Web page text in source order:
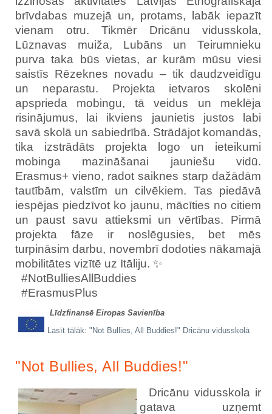
brīvdabas muzejā un, protams, labāk iepazīt
vienam otru. Tikmēr Dricānu vidusskola,
Lūznavas muiža, Lubāns un Teirumnieku
purva taka būs vietas, ar kurām mūsu viesi
saistīs Rēzeknes novadu – tik daudzveidīgu
un neparastu. Projekta ietvaros skolēni
apsprieda mobingu, tā veidus un meklēja
risinājumus, lai ikviens jaunietis justos labi
savā skolā un sabiedrībā. Strādājot komandās,
tika izstrādāts projekta logo un ieteikumi
mobinga mazināšanai jauniešu vidū.
Erasmus+ vieno, radot saiknes starp dažādām
tautībām, valstīm un cilvēkiem. Tas piedāvā
iespējas piedzīvot ko jaunu, mācīties no citiem
un paust savu attieksmi un vērtības. Pirmā
projekta fāze ir noslēgusies, bet mēs
turpināsim darbu, novembrī dodoties nākamajā
mobilitātes vizītē uz Itāliju. ✨️
#NotBulliesAllBuddies
#ErasmusPlus
Līdzfinansē Eiropas Savienība
Lasīt tālāk: "Not Bullies, All Buddies!" Dricānu vidusskolā
"Not Bullies, All Buddies!"
Dricānu vidusskola ir
gatava uzņemt